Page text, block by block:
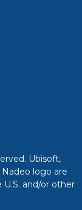
Ubisoft,
logo are
and/or other